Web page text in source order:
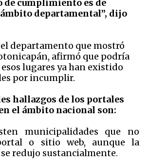
de cumplimiento es de
departamental”, dijo
departamento que mostró
afirmó que podría
lugares ya han existido
por incumplir.
hallazgos de los portales
el ámbito nacional son:
municipalidades que no
o sitio web, aunque la
redujo sustancialmente.